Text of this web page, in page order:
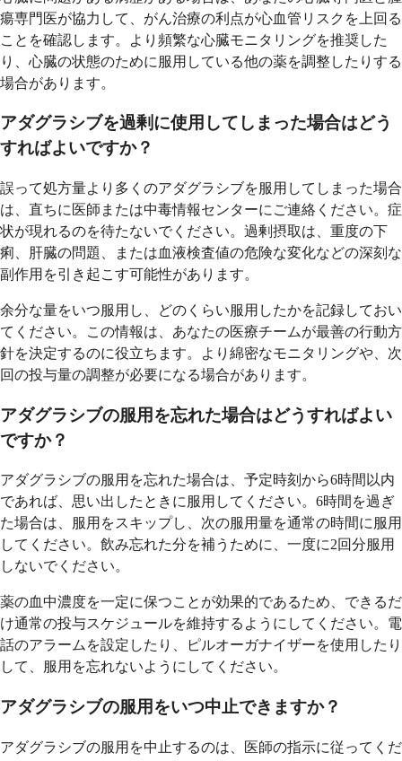
瘍専門医が協力して、がん治療の利点が心血管リスクを上回る
ことを確認します。より頻繁な心臓モニタリングを推奨した
り、心臓の状態のために服用している他の薬を調整したりする
場合があります。
アダグラシブを過剰に使用してしまった場合はどう
すればよいですか？
誤って処方量より多くのアダグラシブを服用してしまった場合
は、直ちに医師または中毒情報センターにご連絡ください。症
状が現れるのを待たないでください。過剰摂取は、重度の下
痢、肝臓の問題、または血液検査値の危険な変化などの深刻な
副作用を引き起こす可能性があります。
余分な量をいつ服用し、どのくらい服用したかを記録しておい
てください。この情報は、あなたの医療チームが最善の行動方
針を決定するのに役立ちます。より綿密なモニタリングや、次
回の投与量の調整が必要になる場合があります。
アダグラシブの服用を忘れた場合はどうすればよい
ですか？
アダグラシブの服用を忘れた場合は、予定時刻から6時間以内
であれば、思い出したときに服用してください。6時間を過ぎ
た場合は、服用をスキップし、次の服用量を通常の時間に服用
してください。飲み忘れた分を補うために、一度に2回分服用
しないでください。
薬の血中濃度を一定に保つことが効果的であるため、できるだ
け通常の投与スケジュールを維持するようにしてください。電
話のアラームを設定したり、ピルオーガナイザーを使用したり
して、服用を忘れないようにしてください。
アダグラシブの服用をいつ中止できますか？
アダグラシブの服用を中止するのは、医師の指示に従ってくだ